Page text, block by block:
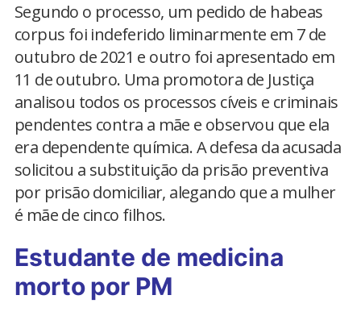
Segundo o processo, um pedido de habeas
corpus foi indeferido liminarmente em 7 de
outubro de 2021 e outro foi apresentado em
11 de outubro. Uma promotora de Justiça
analisou todos os processos cíveis e criminais
pendentes contra a mãe e observou que ela
era dependente química. A defesa da acusada
solicitou a substituição da prisão preventiva
por prisão domiciliar, alegando que a mulher
é mãe de cinco filhos.
Estudante de medicina
morto por PM